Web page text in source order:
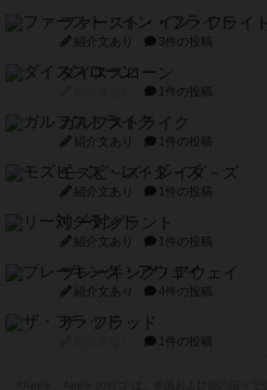
ファースト・イン・フライト
紹介文あり 3件の投稿
ダイススローン
1件の投稿
ガルフストライク
紹介文あり 1件の投稿
モズビ－ズ・レイダ－ズ
紹介文あり 1件の投稿
リー対グラント
紹介文あり 1件の投稿
ブレーキング・アウェイ
紹介文あり 4件の投稿
ザ・フラッド
1件の投稿